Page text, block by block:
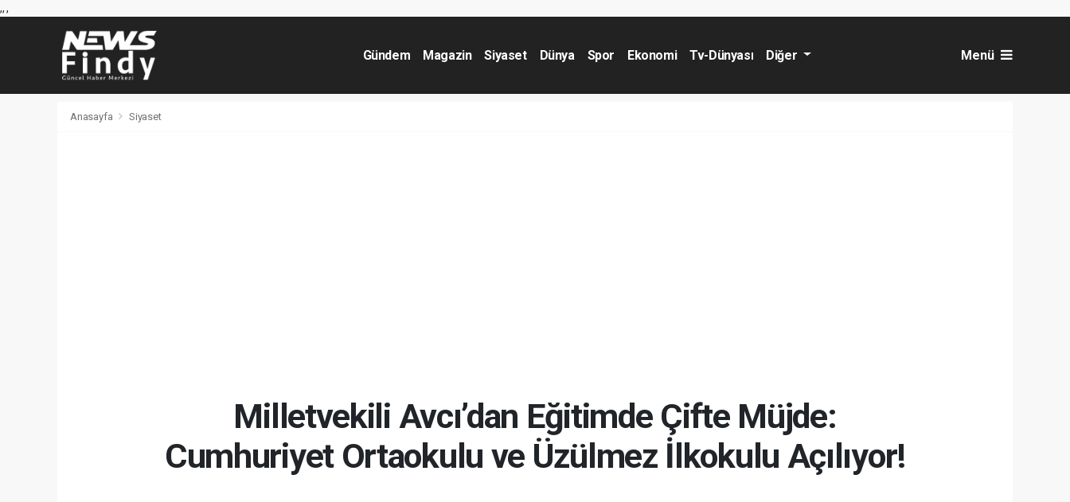
,,,
Gündem Magazin Siyaset Dünya Spor Ekonomi Tv-Dünyası Diğer Menü
Anasayfa Siyaset
Milletvekili Avcı’dan Eğitimde Çifte Müjde:
Cumhuriyet Ortaokulu ve Üzülmez İlkokulu Açılıyor!